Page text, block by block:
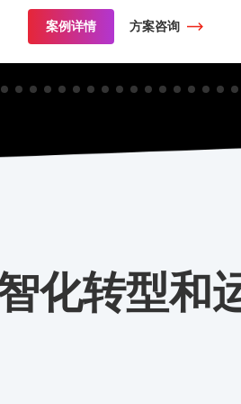
案例详情 方案咨询
化转型和